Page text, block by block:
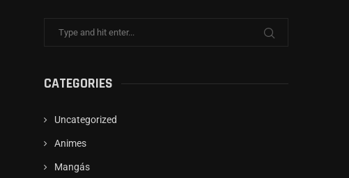
CATEGORIES
Uncategorized
Animes
Mangás